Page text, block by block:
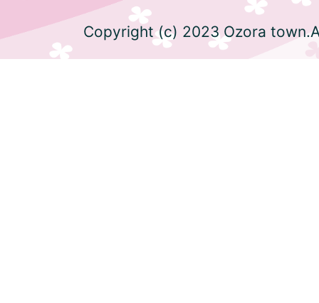
Copyright (c) 2023 Ozora